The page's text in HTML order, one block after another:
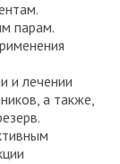
парам.
и лечении
а также,